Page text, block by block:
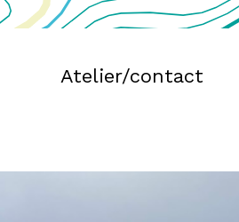
Atelier/contact